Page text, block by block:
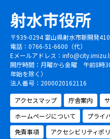
射水市役所
〒939-0294 富山県射水市新開発
電話：0766-51-6600（代）
Eメールアドレス：
開庁時間：月曜から金曜 午前8時
年始を除く）
法人番号：2000020162116
アクセスマップ
庁舎案内
ホームページについて
プライ
免責事項
アクセシビリティポ